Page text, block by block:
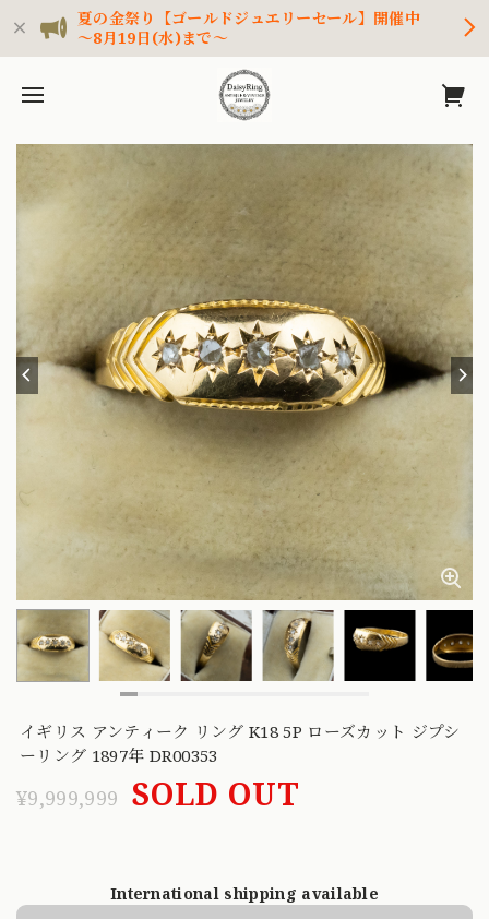
夏の金祭り【ゴールドジュエリーセール】開催中
～8月19日(水)まで～
イギリス アンティーク リング K18 5P ローズカット ジプシ
ーリング 1897年 DR00353
¥9,999,999 SOLD OUT
International shipping available